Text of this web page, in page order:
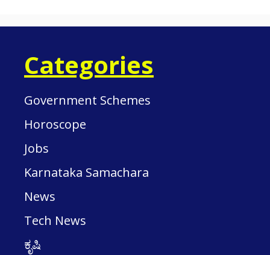
Categories
Government Schemes
Horoscope
Jobs
Karnataka Samachara
News
Tech News
ಕೃಷಿ